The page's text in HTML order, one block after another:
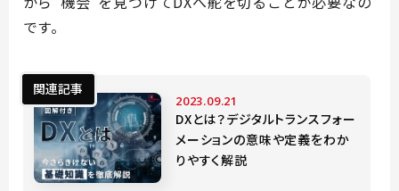
です。
関連記事
2023.09.21
DXとは？デジタルトランスフォー
メーションの意味や定義をわか
りやすく解説